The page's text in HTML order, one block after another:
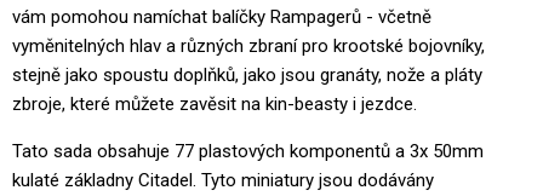
vám pomohou namíchat balíčky Rampagerů - včetně
vyměnitelných hlav a různých zbraní pro krootské bojovníky,
stejně jako spoustu doplňků, jako jsou granáty, nože a pláty
zbroje, které můžete zavěsit na kin-beasty i jezdce.
Tato sada obsahuje 77 plastových komponentů a 3x 50mm
kulaté základny Citadel. Tyto miniatury jsou dodávány